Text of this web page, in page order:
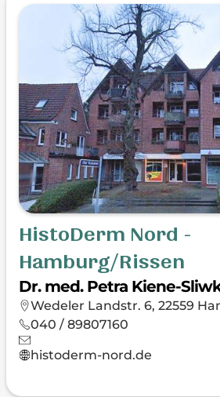
HistoDerm Nord -
Hamburg/Rissen
Dr. med. Petra Kiene-
Wedeler Landstr. 6, 22559
040 / 89807160
histoderm-nord.de